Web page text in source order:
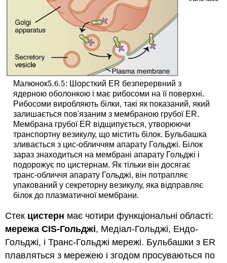
Малюнок5.6.5
5.6.5: Шорсткий ER безперервний з
ядерною оболонкою і має рибосоми на її поверхні.
Рибосоми виробляють білки, такі як показаний, який
залишається пов'язаним з мембраною грубої ER.
Мембрана грубої ER відщипується, утворюючи
транспортну везикулу, що містить білок. Бульбашка
зливається з цис-обличчям апарату Гольджі. Білок
зараз знаходиться на мембрані апарату Гольджі і
подорожує по цистернам. Як тільки він досягає
транс-обличчя апарату Гольджі, він потрапляє
упакований у секреторну везикулу, яка відправляє
білок до плазматичної мембрани.
Стек цистерн має чотири функціональні області:
мережа CIS-Гольджі, Медіал-Гольджі, Ендо-
Гольджі, і Транс-Гольджі мережі. Бульбашки з ER
плавляться з мережею і згодом просуваються по